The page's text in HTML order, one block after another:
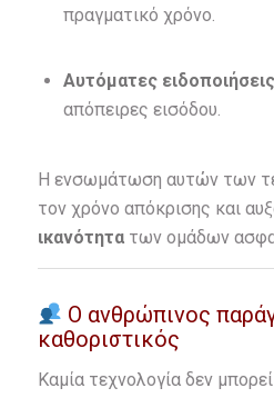
πραγματικό χρόνο.
Αυτόματες ειδοποιήσεις
απόπειρες εισόδου.
Η ενσωμάτωση αυτών των
τον χρόνο απόκρισης και
ικανότητατων ομάδων
Ο ανθρώπινος
καθοριστικός
Καμία τεχνολογία δεν